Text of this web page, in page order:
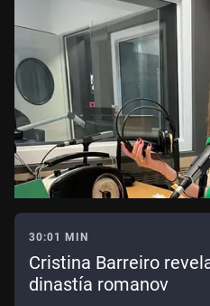
30:01 MIN
Cristina Barreiro
dinastía romanov